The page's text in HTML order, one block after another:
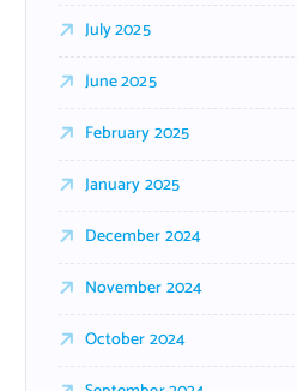
July 2025
June 2025
February 2025
January 2025
December 2024
November 2024
October 2024